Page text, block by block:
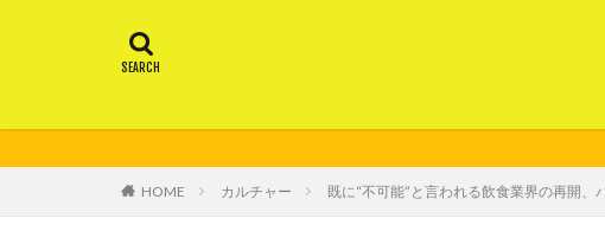
HOME カルチャー 既に“不可能”と言われる飲食業界の再開、